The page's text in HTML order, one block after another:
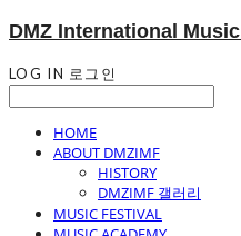
DMZ International
LOG IN 로그인
HOME
ABOUT DMZIMF
HISTORY
DMZIMF 갤러리
MUSIC FESTIVAL